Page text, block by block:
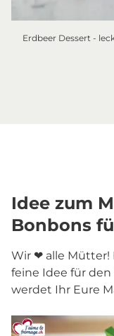
Erdbeer Dessert -
Idee zum
Bonbons
Wir ❤ alle Mütter!
feine Idee für
werdet Ihr Eure